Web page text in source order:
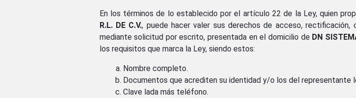
En los términos de lo establecido por el artículo 22 de la Ley, quien
R.L. DE C.V., puede hacer valer sus derechos de acceso,
mediante solicitud por escrito, presentada en el domicilio de DN
los requisitos que marca la Ley, siendo estos:
Nombre completo.
Documentos que acrediten su identidad y/o los del representante
Clave lada más teléfono.